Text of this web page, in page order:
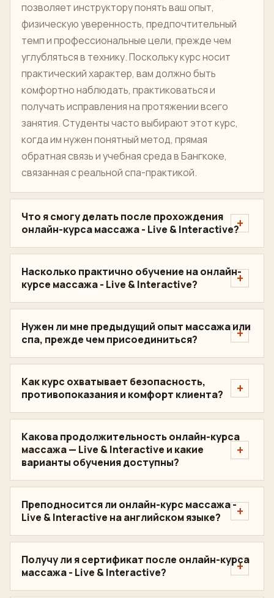
позволяет инструктору понять ваш опыт,
физическую уверенность, предпочтительный
темп и профессиональные цели, прежде чем
углубляться в технику. Поскольку курс носит
практический характер, вам должно быть
комфортно наблюдать, практиковаться и
получать исправления на протяжении всего
занятия. Студенты часто выбирают этот курс,
когда им нужен понятный метод, прямая
обратная связь и учебная среда в Бангкоке,
связанная с реальной спа-практикой.
Что я смогу делать после прохождения
онлайн-курса массажа - Live & Interactive?
Насколько практично обучение на онлайн-
курсе массажа - Live & Interactive?
Нужен ли мне предыдущий опыт массажа или
спа, прежде чем присоединиться?
Как курс охватывает безопасность,
противопоказания и комфорт клиента?
Какова продолжительность онлайн-курса
массажа — Live & Interactive и какие
варианты обучения доступны?
Преподносится ли онлайн-курс массажа -
Live & Interactive на английском языке?
Получу ли я сертификат после онлайн-курса
массажа - Live & Interactive?